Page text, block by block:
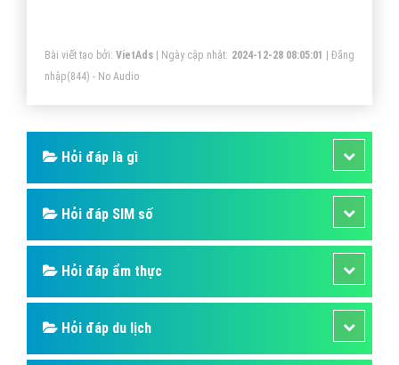
trên file PDF hay in file pdf này. Ngoài ra, bạn có thể
chia sẻ những file này lên các ứng dụng điện toán đám
mây như Dropbox, Google Driver.
Bài viết tạo bởi: VietAds| Ngày cập nhật: 2024-12-28 08:05:01 |Đăng
nhập(844) - No Audio
Hỏi đáp là gì
Hỏi đáp SIM số
Hỏi đáp ẩm thực
Hỏi đáp du lịch